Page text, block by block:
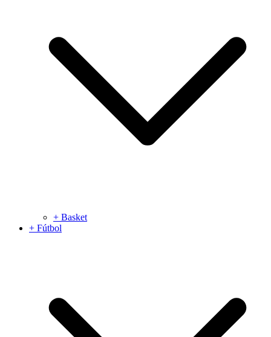
+ Basket
+ Fútbol